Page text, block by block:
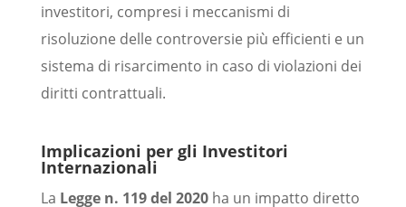
investitori, compresi i meccanismi di
risoluzione delle controversie più efficienti e un
sistema di risarcimento in caso di violazioni dei
diritti contrattuali.
Implicazioni per gli Investitori
Internazionali
La Legge n. 119 del 2020ha un impatto diretto